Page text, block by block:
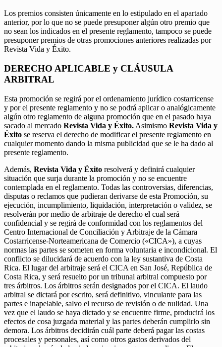
Los premios consisten únicamente en lo estipulado en el apartado
anterior, por lo que no se puede presuponer algún otro premio que
no sean los indicados en el presente reglamento, tampoco se puede
presuponer premios de otras promociones anteriores realizadas por
Revista Vida y Éxito.
DERECHO APLICABLE y CLÁUSULA
ARBITRAL
Esta promoción se regirá por el ordenamiento jurídico costarricense
y por el presente reglamento y no se podrá aplicar o analógicamente
algún otro reglamento de alguna promoción que en el pasado haya
sacado al mercado Revista Vida y Éxito. Asimismo Revista Vida y
Éxito se reserva el derecho de modificar el presente reglamento en
cualquier momento dando la misma publicidad que se le ha dado al
presente reglamento.
Además, Revista Vida y Éxito resolverá y definirá cualquier
situación que surja durante la promoción y no se encuentre
contemplada en el reglamento. Todas las controversias, diferencias,
disputas o reclamos que pudieran derivarse de esta Promoción, su
ejecución, incumplimiento, liquidación, interpretación o validez, se
resolverán por medio de arbitraje de derecho el cual será
confidencial y se regirá de conformidad con los reglamentos del
Centro Internacional de Conciliación y Arbitraje de la Cámara
Costarricense-Norteamericana de Comercio («CICA»), a cuyas
normas las partes se someten en forma voluntaria e incondicional. El
conflicto se dilucidará de acuerdo con la ley sustantiva de Costa
Rica. El lugar del arbitraje será el CICA en San José, República de
Costa Rica, y será resuelto por un tribunal arbitral compuesto por
tres árbitros. Los árbitros serán designados por el CICA. El laudo
arbitral se dictará por escrito, será definitivo, vinculante para las
partes e inapelable, salvo el recurso de revisión o de nulidad. Una
vez que el laudo se haya dictado y se encuentre firme, producirá los
efectos de cosa juzgada material y las partes deberán cumplirlo sin
demora. Los árbitros decidirán cuál parte deberá pagar las costas
procesales y personales, así como otros gastos derivados del